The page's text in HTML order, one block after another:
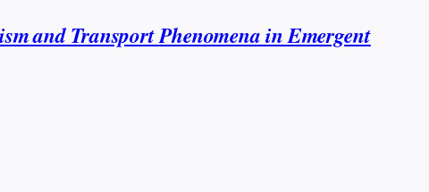
and Transport Phenomena in Emergent